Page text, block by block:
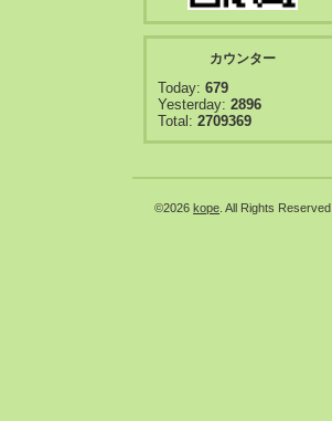
カウンター
Today: 679
Yesterday: 2896
Total: 2709369
©2026 kope . All Rights Reserved.